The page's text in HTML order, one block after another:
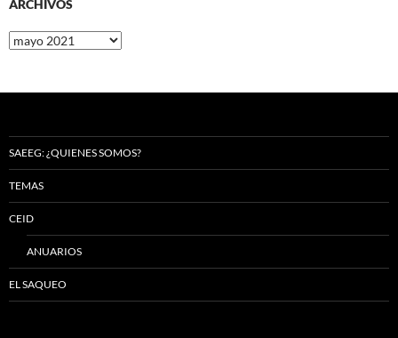
ARCHIVOS
Archivos
SAEEG: ¿QUIENES SOMOS?
TEMAS
CEID
ANUARIOS
EL SAQUEO